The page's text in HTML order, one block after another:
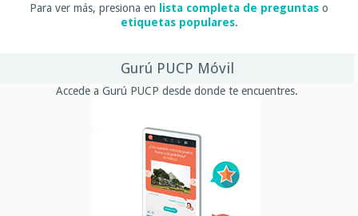
Para ver más, presiona en lista completa de preguntas o
etiquetas populares.
Gurú PUCP Móvil
Accede a Gurú PUCP desde donde te encuentres.